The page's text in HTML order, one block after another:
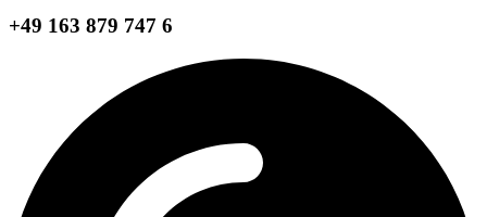
+49 163 879 747 6